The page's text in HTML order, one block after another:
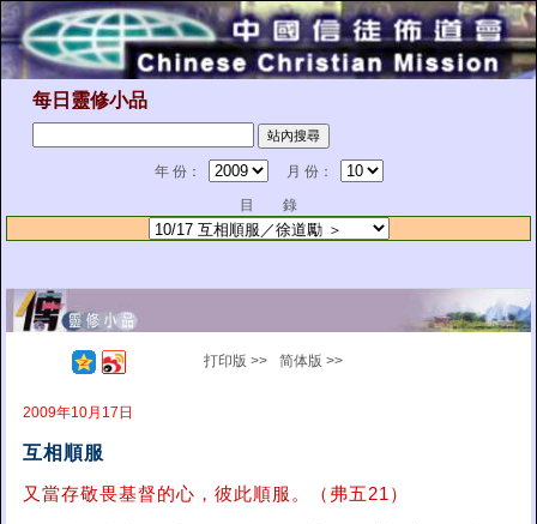
每日靈修小品
年 份：
月 份：
目 錄
打印版 >> 简体版 >>
2009年10月17日
互相順服
又當存敬畏基督的心，彼此順服。（弗五21）